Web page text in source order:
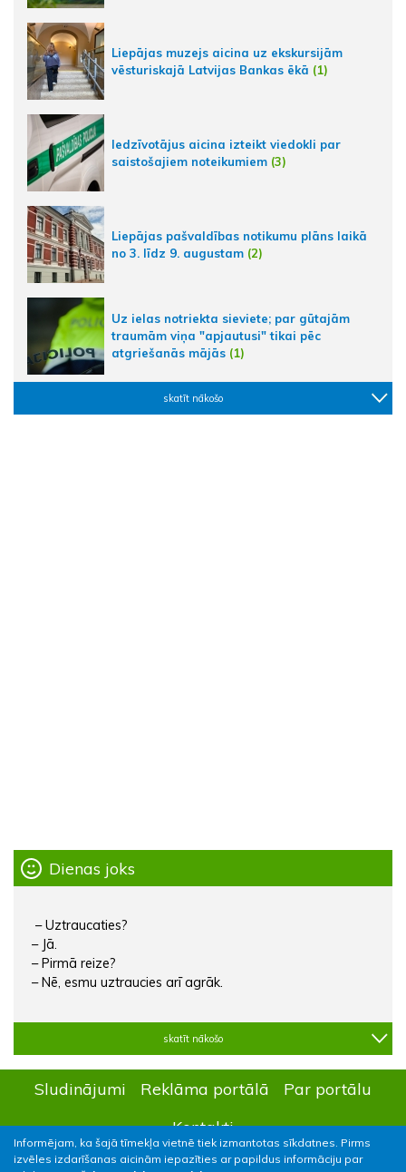
Informējam, ka šajā tīmekļa vietnē tiek izmantotas sīkdatnes. Pirms
izvēles izdarīšanas aicinām iepazīties ar papildus informāciju par
Liepājas muzejs aicina uz ekskursijām
vēsturiskajā Latvijas Bankas ēkā (1)
Iedzīvotājus aicina izteikt viedokli par
saistošajiem noteikumiem (3)
Liepājas pašvaldības notikumu plāns laikā
no 3. līdz 9. augustam (2)
Uz ielas notriekta sieviete; par gūtajām
traumām viņa "apjautusi" tikai pēc
atgriešanās mājās (1)
skatīt nākošo
Dienas joks
– Uztraucaties?
– Jā.
– Pirmā reize?
– Nē, esmu uztraucies arī agrāk.
skatīt nākošo
Sludinājumi Reklāma portālā
Par portālu
Kontakti